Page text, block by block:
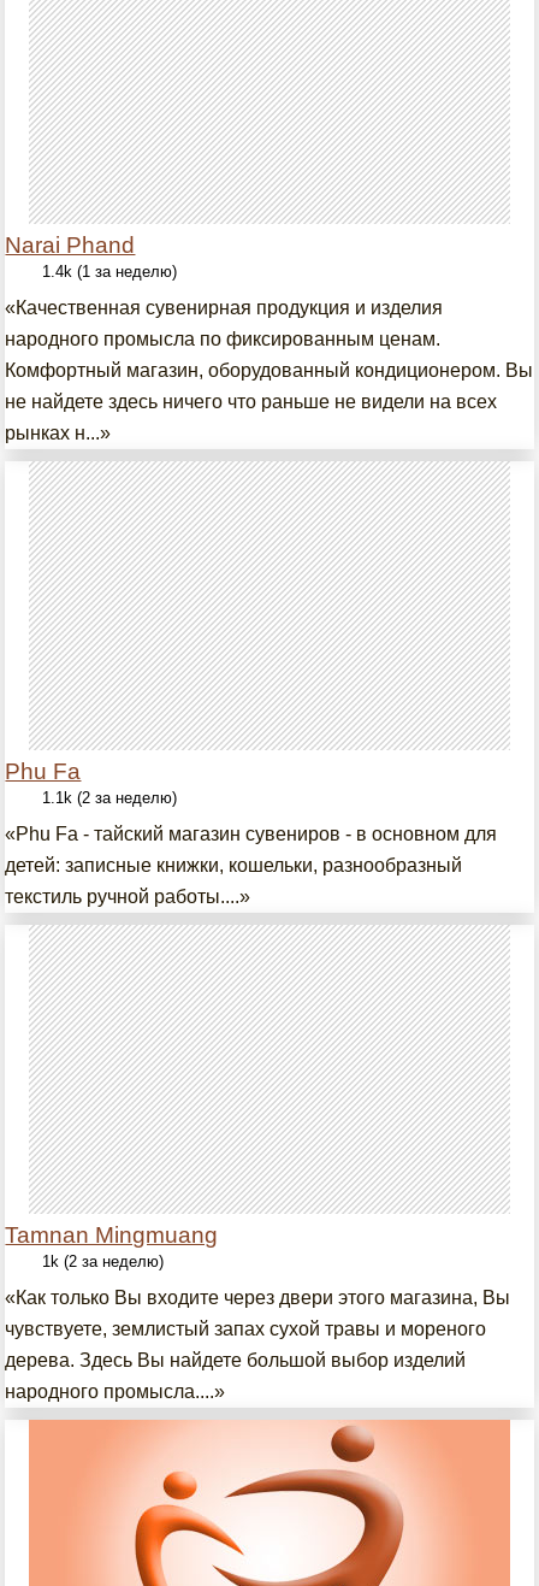
Narai Phand
1.4k (1 за неделю)
«Качественная сувенирная продукция и изделия
народного промысла по фиксированным ценам.
Комфортный магазин, оборудованный кондиционером. Вы
не найдете здесь ничего что раньше не видели на всех
рынках н...»
Phu Fa
1.1k (2 за неделю)
«Phu Fa - тайский магазин сувениров - в основном для
детей: записные книжки, кошельки, разнообразный
текстиль ручной работы....»
Tamnan Mingmuang
1k (2 за неделю)
«Как только Вы входите через двери этого магазина, Вы
чувствуете, землистый запах сухой травы и мореного
дерева. Здесь Вы найдете большой выбор изделий
народного промысла....»